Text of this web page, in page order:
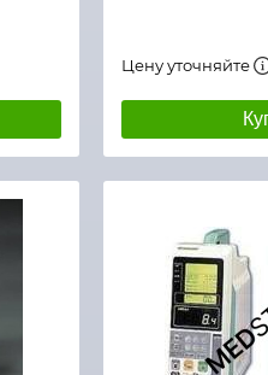
Цену уточняйте